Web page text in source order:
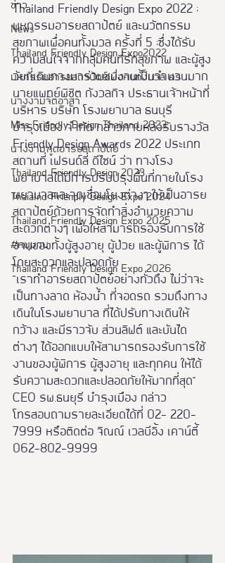
ข่าว
News
Thailand Friendly Design Expo2022
มหกรรมอารยสถาปัตย์เพื่อคนทั้งมวล คร
นางงามจิตอาสา
Miss Friendly Design Thailand 2023
นางงามฑูตอารยสถาปัตย์
Thailand Friendly Design 2023
Thaialnd Friendly Design Expo 2024
Thailand Friendly Design Expo 2025
#หนุมาน
Thailand Friendly Design Expo 2026
Thailand Friendly Design Expo 2022 :
มหกรรมอารยสถาปัตย์ และนวัตกรรม
สุขภาพเพื่อคนทั้งมวล ครั้งที่ 5 :ซึ่งได้รับ
ความสนใจจากกลุ่มคนที่รักสุขภาพ และผู้สูง
วัยที่เดินทางมาร่วมชมงานเป็นจำนวนมาก
นายแพทย์พิชิต กังวลกิจ ประธานเจ้าหน้าที่
บริหาร บริษัท โรงพยาบาล ธนบุรี
บำรุงเมือง จำกัด กล่าวภายหลังรับรางวัล
Friendly Design Awards 2022 ประเภท
สถานที่ เฟรนด์ลี่ ดีไซน์ ว่า ทางโรง
พยาบาลได้มีการปรับปรุงพื้นที่ภายในโรง
พยาบาลและจุดเชื่อมโยงต่างๆ ให้เป็นอารย
สถาปัตย์ด้วยการจัดทำสิ่งอำนวยความ
สะดวกต่างๆ เพื่อให้สามารถรองรับการใช้
งานของทั้งผู้สูงอายุ ผู้ป่วย และผู้พิการ ได้
โดยสะดวกและปลอดภัย
"เราทำอารยสถาปัตย์อย่างทั่วถึง ไม่ว่าจะ
เป็นทางลาด ห้องน้ำ ที่จอดรถ รวมถึงทาง
เดินในโรงพยาบาล ที่ได้ปรับทางเดินให้
กว้าง และมีราวจับ ส่วนลิฟต์ และบันได
ต่างๆ ได้ออกแบบให้สามารถรองรับการใช้
งานของผู้พิการ ผู้สูงอายุ และทุกคน ให้ได้
รับความสะดวกและปลอดภัยให้มากที่สุด"
CEO รพ.ธนยุรี บำรุงเมือง กล่าว
โทรสอบถามรายละเอียดได้ที่ 02- 220-
7999 หรือติดต่อ จิณณ์ เวลบีอิ้ง เคาน์ตี้
062-802-9999